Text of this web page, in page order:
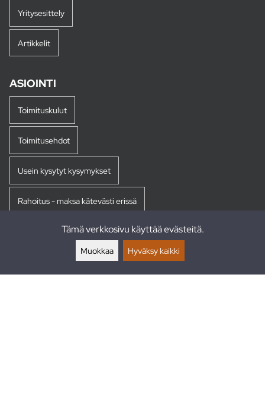
Yritysesittely
Artikkelit
ASIOINTI
Toimituskulut
Toimitusehdot
Usein kysytyt kysymykset
Rahoitus - maksa kätevästi erissä
Tämä verkkosivu käyttää evästeitä.
Muokkaa Hyväksy kaikki